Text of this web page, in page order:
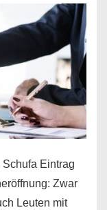
Eintrag
Zwar
Leuten mit